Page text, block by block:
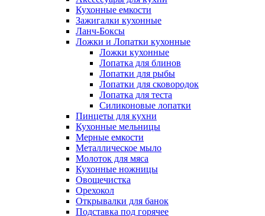
Кухонные емкости
Зажигалки кухонные
Ланч-Боксы
Ложки и Лопатки кухонные
Ложки кухонные
Лопатка для блинов
Лопатки для рыбы
Лопатки для сковородок
Лопатка для теста
Силиконовые лопатки
Пинцеты для кухни
Кухонные мельницы
Мерные емкости
Металлическое мыло
Молоток для мяса
Кухонные ножницы
Овощечистка
Орехокол
Открывалки для банок
Подставка под горячее